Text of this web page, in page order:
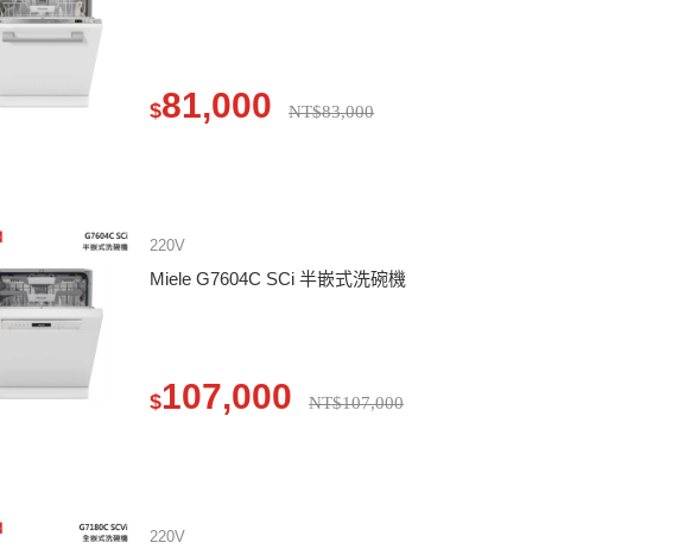
$81,000 NT$83,000
220V
Miele G7604C SCi 半嵌式洗碗機
$107,000 NT$107,000
220V